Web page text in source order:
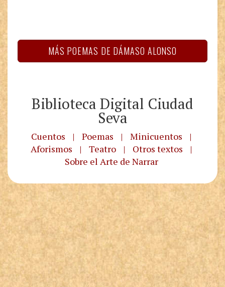
MÁS POEMAS DE DÁMASO ALONSO
Biblioteca Digital Ciudad
Seva
Cuentos | Poemas | Minicuentos
|
Aforismos
| Teatro | Otros textos
|
Sobre el Arte de Narrar